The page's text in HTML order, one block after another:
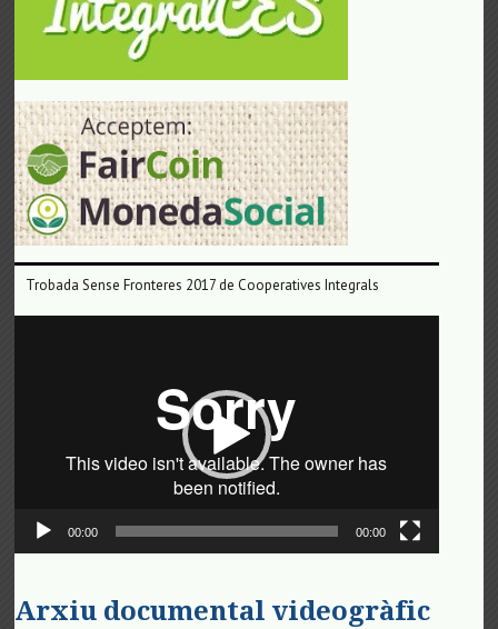
Trobada Sense Fronteres 2017 de Cooperatives Integrals
00:00 00:00
Arxiu documental videogràfic